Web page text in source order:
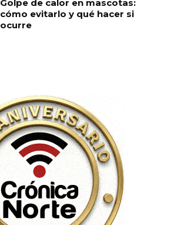
Golpe de calor en mascotas:
cómo evitarlo y qué hacer si
ocurre